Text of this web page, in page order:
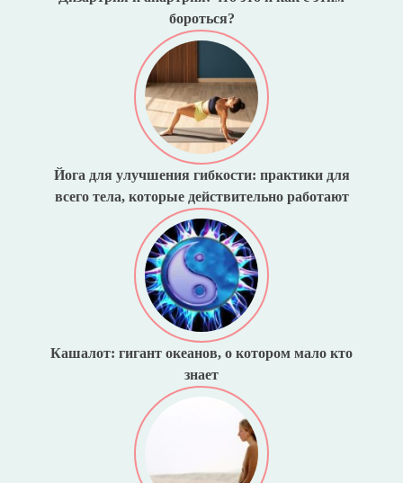
бороться?
Йога для улучшения гибкости: практики для
всего тела, которые действительно работают
Кашалот: гигант океанов, о котором мало кто
знает